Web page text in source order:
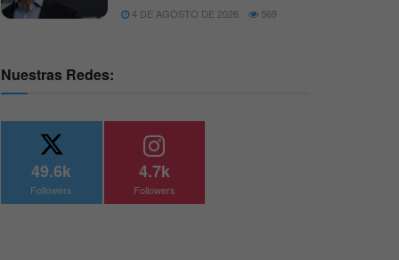
4 DE AGOSTO DE 2026 569
Nuestras Redes:
49.6k
Followers
4.7k
Followers